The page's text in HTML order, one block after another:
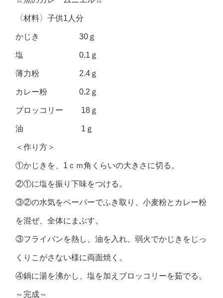
〈材料〉子供1人分
かじき 30ｇ
塩 0.1ｇ
薄力粉 2.4ｇ
カレー粉 0.2ｇ
ブロッコリー 18ｇ
油 1ｇ
＜作り方＞
①かじきを、1ｃｍ角くらいの大きさに切る。
②①に塩を振り下味をつける。
③②の水気をペーパーでふき取り、小麦粉とカレー粉
を混ぜ、全体にまぶす。
③フライパンを熱し、油を入れ、弱火でかじきをじっ
くりこがさない様に両面焼く。
④鍋に湯を沸かし、塩を加えブロッコリーを茹でる。
～完成～